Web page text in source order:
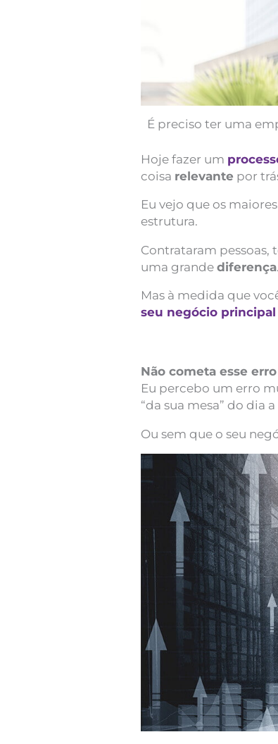
É preciso ter uma
Hoje fazer um
coisa relevante por
Eu vejo que os
estrutura.
Contrataram pessoas,
uma grande diferença.
Mas à medida que
seu negócio
Não cometa esse erro
Eu percebo um erro
“da sua mesa” do dia
Ou sem que o seu